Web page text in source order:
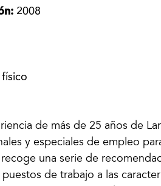
2008
de más de 25 años de
y especiales de empleo
una serie de
de trabajo a las